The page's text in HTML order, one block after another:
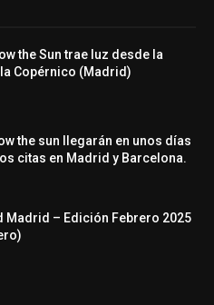
the Sun trae luz desde la
Copérnico (Madrid)
the sun llegarán en unos días
citas en Madrid y Barcelona.
Madrid – Edición Febrero 2025